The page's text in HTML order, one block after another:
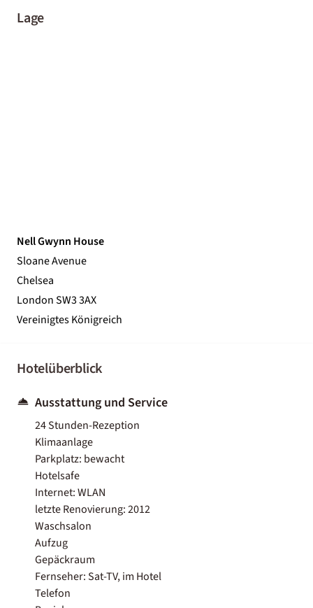
Lage
Nell Gwynn House
Sloane Avenue
Chelsea
London SW3 3AX
Vereinigtes Königreich
Hotelüberblick
Ausstattung und Service
24 Stunden-Rezeption
Klimaanlage
Parkplatz: bewacht
Hotelsafe
Internet: WLAN
letzte Renovierung: 2012
Waschsalon
Aufzug
Gepäckraum
Fernseher: Sat-TV, im Hotel
Telefon